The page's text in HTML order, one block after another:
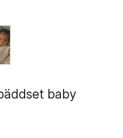
baby